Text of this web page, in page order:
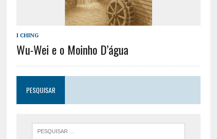
I CHING
Wu-Wei e o Moinho D’água
PESQUISAR